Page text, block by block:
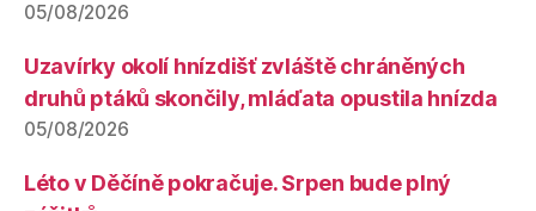
05/08/2026
Uzavírky okolí hnízdišť zvláště chráněných
druhů ptáků skončily, mláďata opustila hnízda
05/08/2026
Léto v Děčíně pokračuje. Srpen bude plný